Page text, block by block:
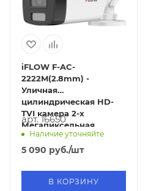
iFLOW F-AC-
2222M(2.8mm) -
Уличная
цилиндрическая HD-
TVI камера 2-х
Мегапиксельная
арт. 16650
Наличие уточняйте
5 090 руб./шт
В КОРЗИНУ